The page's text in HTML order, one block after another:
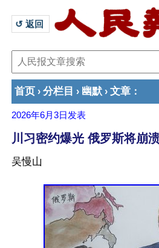
↺ 返回
首页 › 分栏目 › 幽默 › 文章 ：
2026年6月3日 发表
川习密约爆光 俄罗斯将崩溃
吴慢山